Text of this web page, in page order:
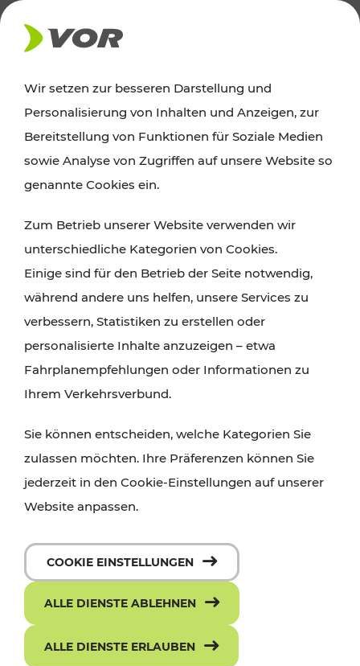
AKTUELLES
News
Alle wichtigen Meldungen zu Fahrplanänderungen,
finden Sie hier im Überblick.
Wir setzen zur besseren Darstellung und
Personalisierung von Inhalten und Anzeigen, zur
Bereitstellung von Funktionen für Soziale Medien
sowie Analyse von Zugriffen auf unsere Website so
genannte Cookies ein.
Zum Betrieb unserer Website verwenden wir
unterschiedliche Kategorien von Cookies.
Einige sind für den Betrieb der Seite notwendig,
während andere uns helfen, unsere Services zu
verbessern, Statistiken zu erstellen oder
personalisierte Inhalte anzuzeigen – etwa
Fahrplanempfehlungen oder Informationen zu
Ihrem Verkehrsverbund.
Sie können entscheiden, welche Kategorien Sie
zulassen möchten. Ihre Präferenzen können Sie
jederzeit in den Cookie-Einstellungen auf unserer
Website anpassen.
COOKIE EINSTELLUNGEN
ALLE DIENSTE ABLEHNEN
ALLE DIENSTE ERLAUBEN